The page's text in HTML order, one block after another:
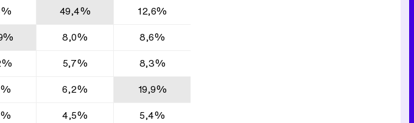
49,4%
12,6%
8,0%
8,6%
5,7%
8,3%
6,2%
19,9%
4,5%
5,4%